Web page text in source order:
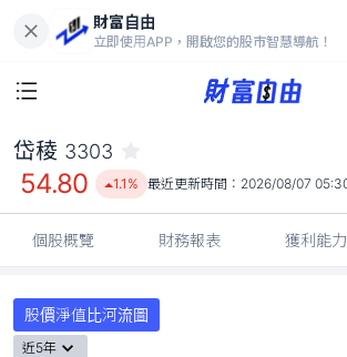
財富自由
立即使用APP，開啟您的股市智慧導航！
54.80
1.1%
岱稜 3303
個股概覽 財務報表 獲利能力
股價淨值比河流圖
近5年